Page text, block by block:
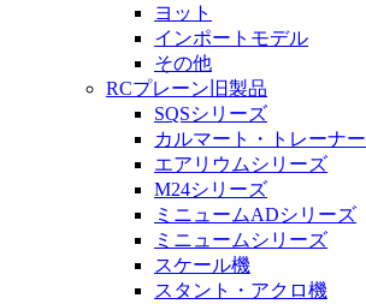
ヨット
インポートモデル
その他
RCプレーン旧製品
SQSシリーズ
カルマート・トレーナー
エアリウムシリーズ
M24シリーズ
ミニュームADシリーズ
ミニュームシリーズ
スケール機
スタント・アクロ機